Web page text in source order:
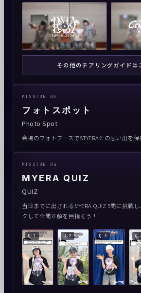
その他のチアリングガイドは
MISSION 03
フォトスポット
Photo Spot
会場のフォトブースでSTYERAとの思い出を保
MISSION 04
MYERA QUIZ
QUIZ
当日までに出されるMYERA QUIZ 5問に挑戦
クして全問正解を目指そう！
Q.1 Q.2 Q.3